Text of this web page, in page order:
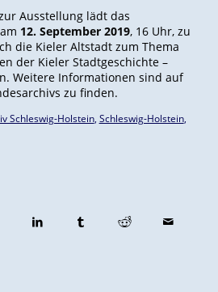
Ausstellung lädt das
12. September 2019, 16 Uhr, zu
die Kieler Altstadt zum Thema
der Kieler Stadtgeschichte –
Weitere Informationen sind auf
zu finden.
Schleswig-Holstein, Schleswig-Holstein,